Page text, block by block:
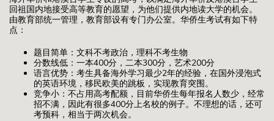
回祖国内地接受高等教育的愿望，为他们提供内地读大学的机会。
由教育部统一管理，教育部设有专门办公室。华侨生考试有如下特
点：
题目简单：文科不考政治，理科不考生物
分数线低：一本400分，二本300分，艺术200分
语言优势：考生具备海外学习最少2年的经验，在国外浸泡式
的英语环境，移民欧美的跳板，实现教育突围。
竞争小：不占用高考配额，目前华侨生每年报名人数少，经常
招不满，因此有很多400分上名校的例子。不理想的话，还可
考预科，相当于两次机会。